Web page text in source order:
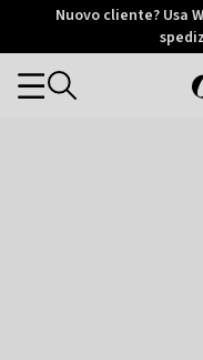
Otrium
Trustpilot
Nuovo cliente? Usa
Categories